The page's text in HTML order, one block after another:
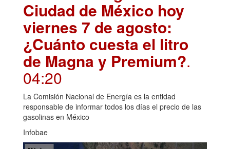
Ciudad de México hoy
viernes 7 de agosto:
¿Cuánto cuesta el litro
de Magna y Premium?.
04:20
La Comisión Nacional de Energía es la entidad
responsable de informar todos los días el precio de las
gasolinas en México
Infobae